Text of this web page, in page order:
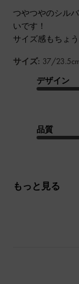
つやつやのシル
いです！
サイズ感もちょ
サイズ: 37/
デザイン
品質
もっと見る